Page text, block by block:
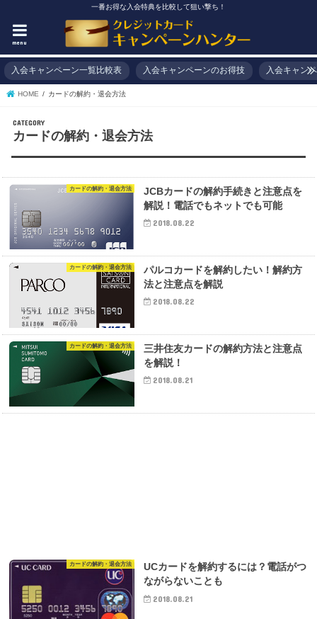
一番お得な入会特典を比較して狙い撃ち！
menu
入会キャンペーン一覧比較表 入会キャンペーンのお得技 入会キャン
HOME カードの解約・退会方法
カードの解約・退会方法
カードの解約・退会方法
JCBカードの解約手続きと注意点を
解説！電話でもネットでも可能
2018.08.22
カードの解約・退会方法
パルコカードを解約したい！解約方
法と注意点を解説
2018.08.22
カードの解約・退会方法
三井住友カードの解約方法と注意点
を解説！
2018.08.21
カードの解約・退会方法
UCカードを解約するには？電話がつ
ながらないことも
2018.08.21